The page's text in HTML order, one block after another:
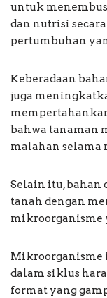
untuk
dan nutrisi
pertumbuhan
Keberadaan
juga
bahwa tanaman
malahan selama
Selain itu,
tanah dengan
mikroorganisme
Mikroorganisme
dalam siklus
format yang